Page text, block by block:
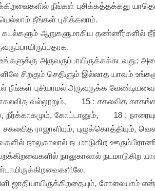
நீங்கள் புசிக்கத்தக்கது
நீங்கள் புசிக்கலாம்.
ஆறுகளுமாகிய தண்ணீர்களில்
அருவருப்பாயிருக்கக்கடவது;
சிறகும் செதிளும் இல்லாத யாவும்
நீங்கள் புசியாமல் அருவருக்க
வல்லூறும்,
15 : சகலவித
நீர்க்காகமும், கோட்டானும்,
18 :
ராஜாளியும்,
நாலுகாலால் நடமாடுகிற
நாலுகாலால் நடமாடுகிற
ஜாதியாயிருக்கிறதையும், சோலையாம்